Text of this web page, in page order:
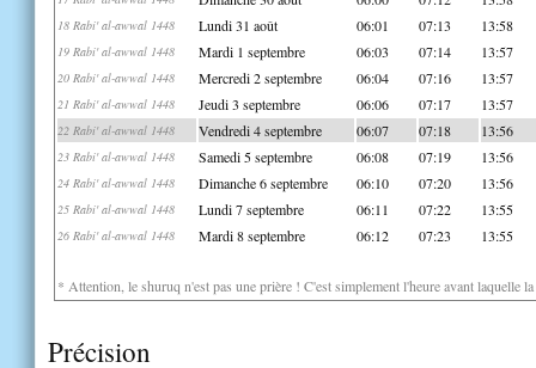
18 Rabi' al-awwal 1448 Lundi 31 août 06:01 07:13 13:58
19 Rabi' al-awwal 1448 Mardi 1 septembre 06:03 07:14 13:57
20 Rabi' al-awwal 1448 Mercredi 2 septembre 06:04 07:16 13:57
21 Rabi' al-awwal 1448 Jeudi 3 septembre 06:06 07:17 13:57
22 Rabi' al-awwal 1448 Vendredi 4 septembre 06:07 07:18 13:56
23 Rabi' al-awwal 1448 Samedi 5 septembre 06:08 07:19 13:56
24 Rabi' al-awwal 1448 Dimanche 6 septembre 06:10 07:20 13:56
25 Rabi' al-awwal 1448 Lundi 7 septembre 06:11 07:22 13:55
26 Rabi' al-awwal 1448 Mardi 8 septembre 06:12 07:23 13:55
* Attention, le shuruq n'est pas une prière ! C'est simplement l'heure avant laquelle
Précision